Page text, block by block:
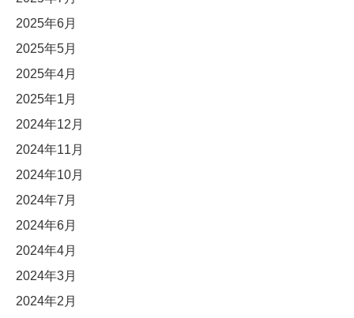
2025年6月
2025年5月
2025年4月
2025年1月
2024年12月
2024年11月
2024年10月
2024年7月
2024年6月
2024年4月
2024年3月
2024年2月